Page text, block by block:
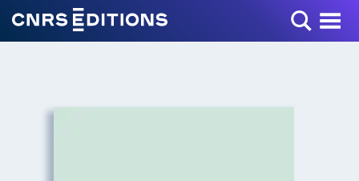
Toggle Menu